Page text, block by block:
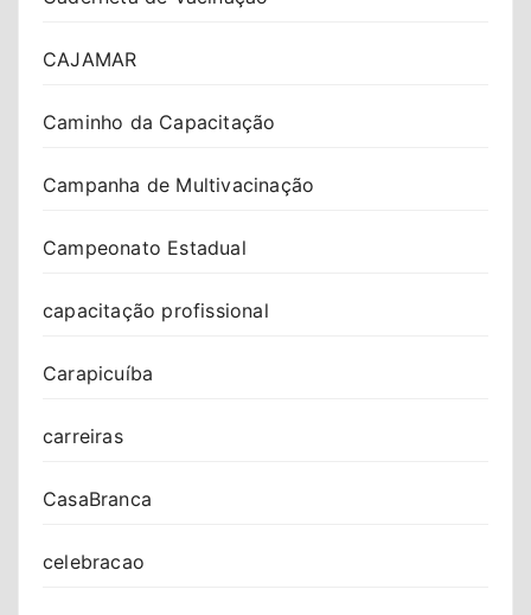
CAJAMAR
Caminho da Capacitação
Campanha de Multivacinação
Campeonato Estadual
capacitação profissional
Carapicuíba
carreiras
CasaBranca
celebracao